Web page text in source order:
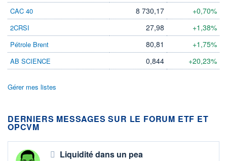
CAC 40 8 730,17 +0,70%
2CRSI 27,98 +1,38%
Pétrole Brent 80,81 +1,75%
AB SCIENCE 0,844 +20,23%
Gérer mes listes
DERNIERS MESSAGES SUR LE FORUM ETF ET
OPCVM
Liquidité dans un pea